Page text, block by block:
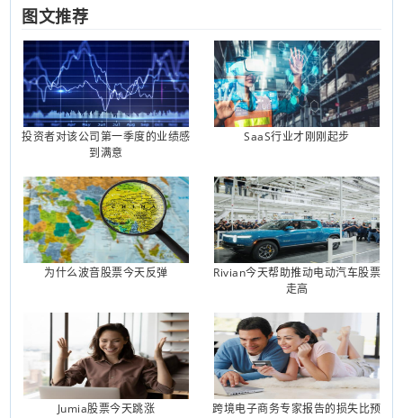
图文推荐
投资者对该公司第一季度的业绩感
到满意
SaaS行业才刚刚起步
为什么波音股票今天反弹
Rivian今天帮助推动电动汽车股票
走高
Jumia股票今天跳涨
跨境电子商务专家报告的损失比预